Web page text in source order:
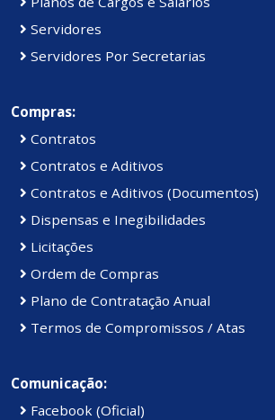
Servidores
Servidores Por Secretarias
Compras:
Contratos
Contratos e Aditivos
Contratos e Aditivos (Documentos)
Dispensas e Inegibilidades
Licitações
Ordem de Compras
Plano de Contratação Anual
Termos de Compromissos / Atas
Comunicação:
Facebook (Oficial)